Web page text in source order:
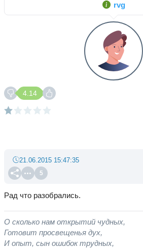
rvg
4.14
5
21.06.2015 15:47:35
Рад что разобрались.
О сколько нам открытий чудных,
Готовит просвещенья дух,
И опыт, сын ошибок трудных,